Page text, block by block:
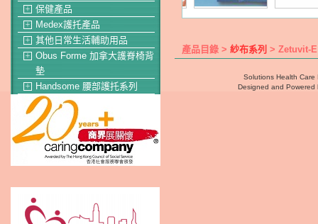
＋ 保健產品
＋ Medex護托產品
＋ 其他日常生活輔助用品
＋
Obus Forme 加拿大護脊椅背
墊
＋ Handsome 腰部護托系列
產品目錄 > 紗布系列 > Zetuvit-
Solutions Health Care
Designed and